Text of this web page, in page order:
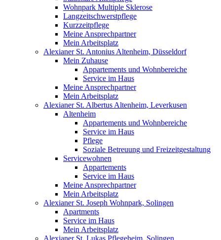
Wohnpark Multiple Sklerose
Langzeitschwerstpflege
Kurzzeitpflege
Meine Ansprechpartner
Mein Arbeitsplatz
Alexianer St. Antonius Altenheim, Düsseldorf
Mein Zuhause
Appartements und Wohnbereiche
Service im Haus
Meine Ansprechpartner
Mein Arbeitsplatz
Alexianer St. Albertus Altenheim, Leverkusen
Altenheim
Appartements und Wohnbereiche
Service im Haus
Pflege
Soziale Betreuung und Freizeitgestaltung
Servicewohnen
Appartements
Service im Haus
Meine Ansprechpartner
Mein Arbeitsplatz
Alexianer St. Joseph Wohnpark, Solingen
Apartments
Service im Haus
Mein Arbeitsplatz
Alexianer St. Lukas Pflegeheim, Solingen